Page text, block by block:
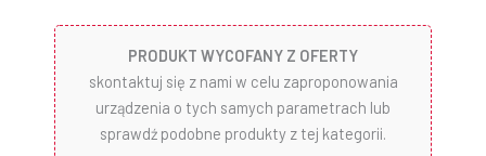
PRODUKT WYCOFANY Z OFERTY
skontaktuj się z nami w celu zaproponowania
urządzenia o tych samych parametrach lub
sprawdź podobne produkty z tej kategorii.